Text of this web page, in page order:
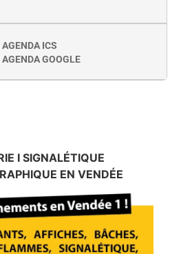
ICS
GOOGLE
I SIGNALÉTIQUE
EN VENDÉE